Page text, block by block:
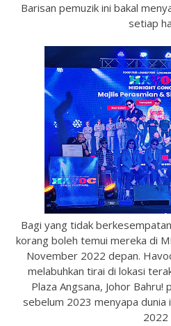
Barisan pemuzik ini bakal
setiap
Bagi yang tidak
korang boleh temui mereka di
November 2022 depan.
melabuhkan tirai di lokasi
Plaza Angsana, Johor
sebelum 2023 menyapa
2022